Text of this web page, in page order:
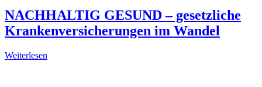
NACHHALTIG GESUND – gesetzliche
Krankenversicherungen im Wandel
Weiterlesen